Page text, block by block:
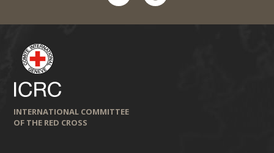
INTERNATIONAL COMMITTEE
OF THE RED CROSS